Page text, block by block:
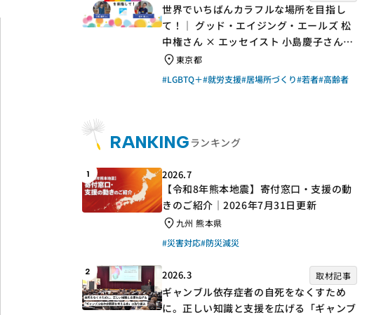
世界でいちばんカラフルな場所を目指し
て！｜ グッド・エイジング・エールズ 松
中権さん × エッセイスト 小島慶子さん
【聞き手】
東京都
#LGBTQ＋#就労支援#居場所づくり#若者#高齢者
RANKING ランキング
1 2026.7
【令和8年熊本地震】寄付窓口・支援の動
きのご紹介｜2026年7月31日更新
九州 熊本県
#災害対応#防災減災
2 2026.3 取材記事
ギャンブル依存症者の自死をなくすため
に。正しい知識と支援を広げる「ギャンブ